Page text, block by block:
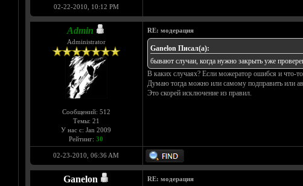
02-22-2010, 10:12 PM
Admin
Administrator
Сообщений: 512
Темы: 21
У нас с: Jan 2009
Рейтинг: 30
RE: модерация
Ganelon Писал(а):
бывают случаи, когда нужно закрыть уже
В каких случаях? Если можератор ошибся и что-
Думаю тогда можно или самому подправить или
Это скорей исключение из правил.
02-23-2010, 06:36 AM
Ganelon RE: модерация